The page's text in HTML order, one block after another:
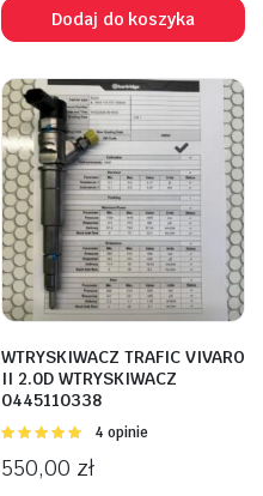
Dodaj do koszyka
WTRYSKIWACZ TRAFIC VIVARO
II 2.0D WTRYSKIWACZ
0445110338
Oceniono
4 opinie
550,00 zł